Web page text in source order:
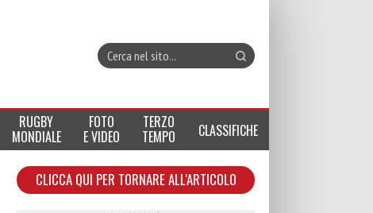
RUGBY
MONDIALE
FOTO
E VIDEO
TERZO
TEMPO CLASSIFICHE
CLICCA QUI PER TORNARE ALL'ARTICOLO